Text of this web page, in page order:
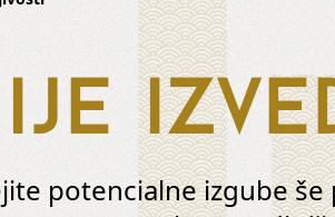
potencialne izgube